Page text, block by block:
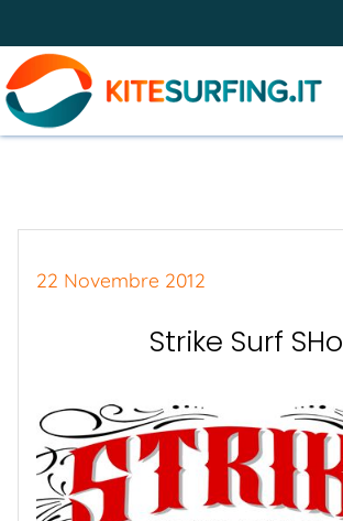
22 Novembre 2012
Strike Surf SHo